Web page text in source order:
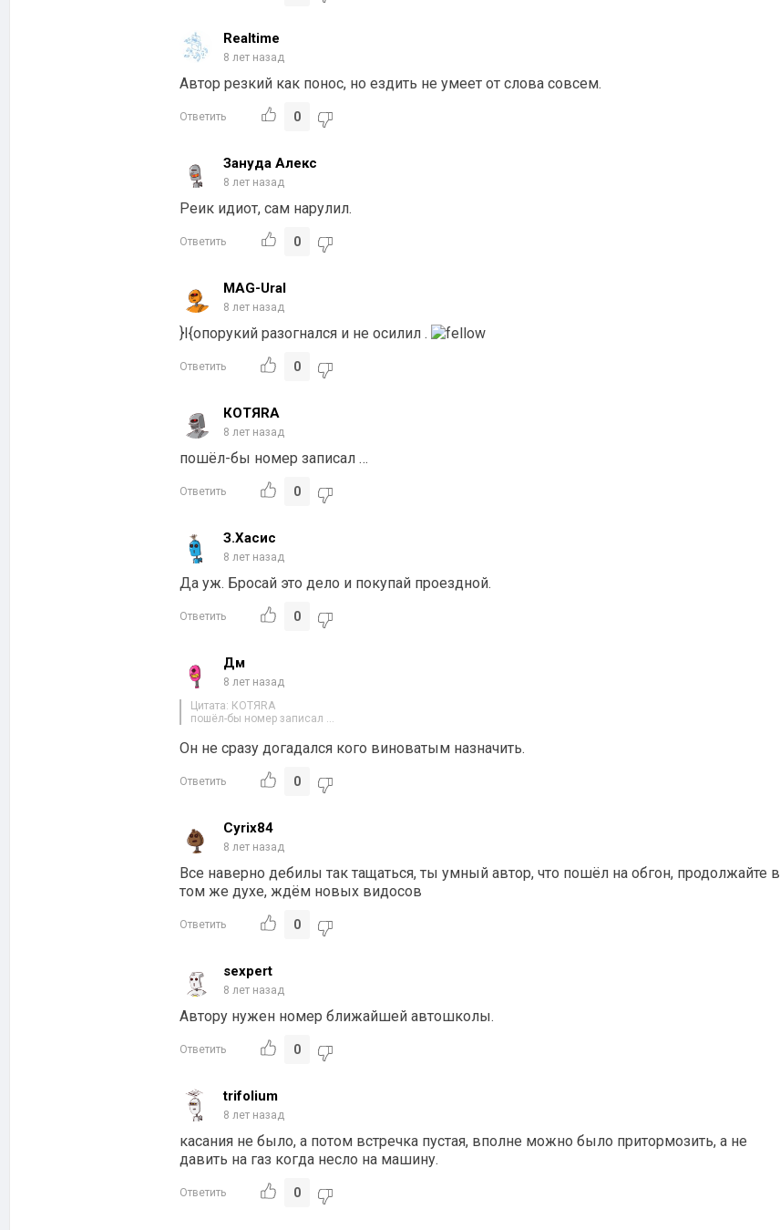
Realtime
8 лет назад
Автор резкий как понос, но ездить не умеет от слова совсем.
Ответить 0
Зануда Алекс
8 лет назад
Реик идиот, сам нарулил.
Ответить 0
MAG-Ural
8 лет назад
}I{опорукий разогнался и не осилил .
Ответить 0
КОТЯRA
8 лет назад
пошёл-бы номер записал …
Ответить 0
З.Хасис
8 лет назад
Да уж. Бросай это дело и покупай проездной.
Ответить 0
Дм
8 лет назад
Цитата: КОТЯRA
пошёл-бы номер записал …
Он не сразу догадался кого виноватым назначить.
Ответить 0
Cyrix84
8 лет назад
Все наверно дебилы так тащаться, ты умный автор, что пошёл на обгон, продолжайте в
том же духе, ждём новых видосов
Ответить 0
sexpert
8 лет назад
Автору нужен номер ближайшей автошколы.
Ответить 0
trifolium
8 лет назад
касания не было, а потом встречка пустая, вполне можно было притормозить, а не
давить на газ когда несло на машину.
Ответить 0